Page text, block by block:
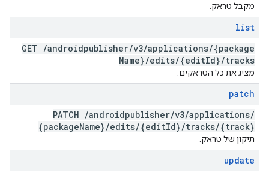
מקבל טראק.
list
GET /androidpublisher/v3/applications/{package
Name}/edits/{editId}/tracks
מציג את כל הטראקים.
patch
PATCH /androidpublisher/v3/applications/
{packageName}/edits/{editId}/tracks/{track}
תיקון של טראק.
update